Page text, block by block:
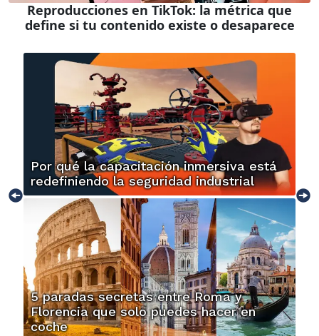
Reproducciones en TikTok: la métrica que
define si tu contenido existe o desaparece
Por qué la capacitación inmersiva está
redefiniendo la seguridad industrial
5 paradas secretas entre Roma y
Florencia que solo puedes hacer en
coche